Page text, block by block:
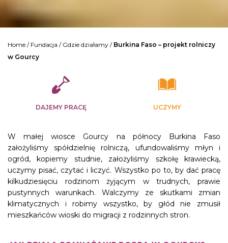
Home / Fundacja / Gdzie działamy / Burkina Faso – projekt rolniczy
w Gourcy
DAJEMY PRACĘ UCZYMY
W małej wiosce Gourcy na północy Burkina Faso
założyliśmy spółdzielnię rolniczą, ufundowaliśmy młyn i
ogród, kopiemy studnie, założyliśmy szkołę krawiecką,
uczymy pisać, czytać i liczyć. Wszystko po to, by dać pracę
kilkudziesięciu rodzinom żyjącym w trudnych, prawie
pustynnych warunkach. Walczymy ze skutkami zmian
klimatycznych i robimy wszystko, by głód nie zmusił
mieszkańców wioski do migracji z rodzinnych stron.